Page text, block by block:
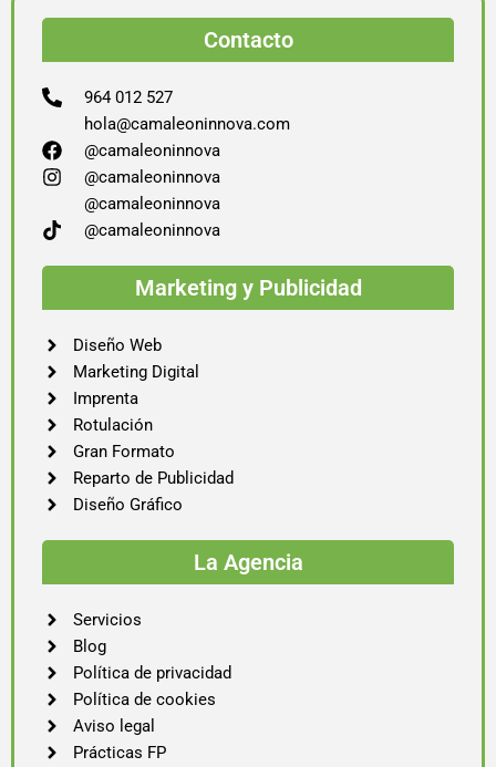
Contacto
964 012 527
hola@camaleoninnova.com
@camaleoninnova
@camaleoninnova
@camaleoninnova
@camaleoninnova
Marketing y Publicidad
Diseño Web
Marketing Digital
Imprenta
Rotulación
Gran Formato
Reparto de Publicidad
Diseño Gráfico
La Agencia
Servicios
Blog
Política de privacidad
Política de cookies
Aviso legal
Prácticas FP